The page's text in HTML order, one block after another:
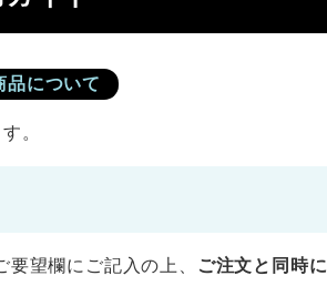
品について
。
望欄にご記入の上、 ご注文と同時に